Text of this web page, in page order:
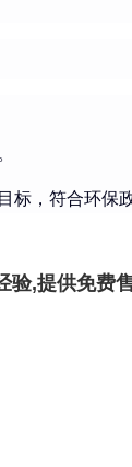
，符合环保
,提供免费